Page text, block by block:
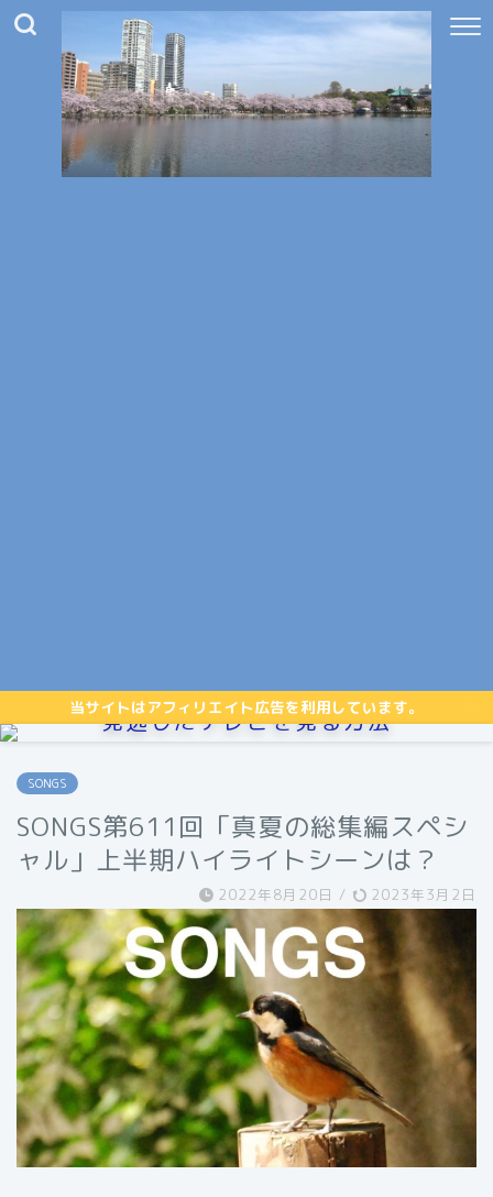
当サイトはアフィリエイト広告を利用しています。
見逃したテレビを見る方法
SONGS
SONGS第611回「真夏の総集編スペシ
ャル」上半期ハイライトシーンは？
2022年8月20日 / 2023年3月2日